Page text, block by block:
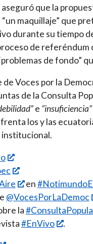
que la
maquillaje” que
durante su tiempo
de referéndum
de fondo”
Voces por la
de la Consulta
e “insuficiencia”
los y las
institucional.
en
@VocesPorLaDemoc
la
#EnVivo .